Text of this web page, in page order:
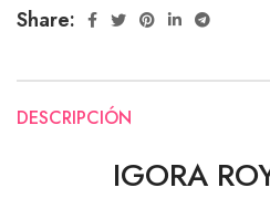
Share:
DESCRIPCIÓN
IGORA